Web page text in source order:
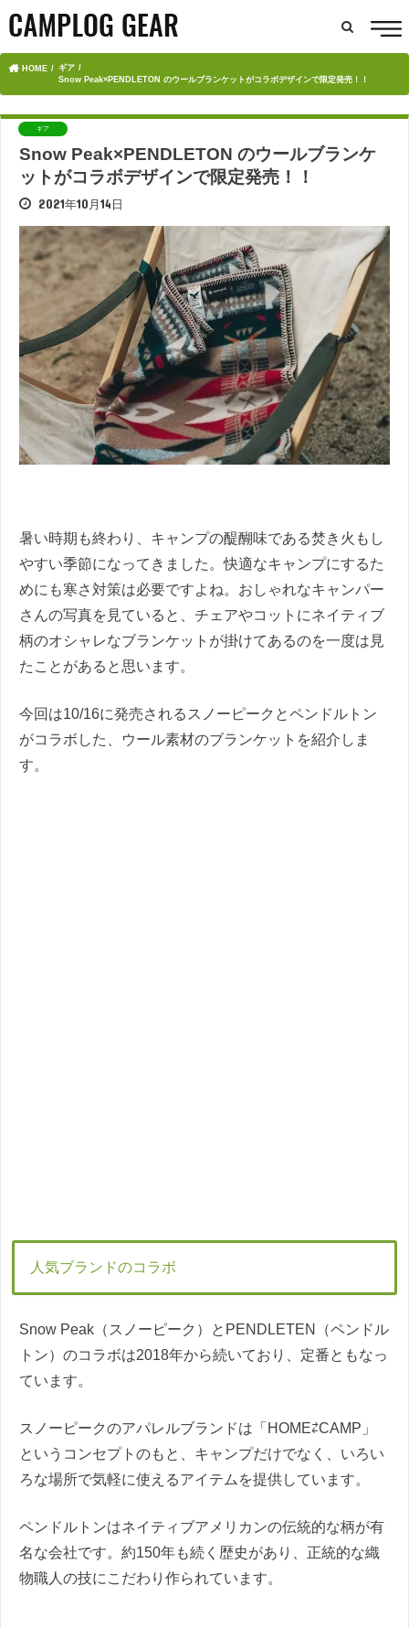
HOME
ギア
Snow Peak×PENDLETON のウールブランケットがコラボデザインで限定発売！！
ギア
Snow Peak×PENDLETON のウールブランケ
ットがコラボデザインで限定発売！！
2021年10月14日
暑い時期も終わり、キャンプの醍醐味である焚き火もし
やすい季節になってきました。快適なキャンプにするた
めにも寒さ対策は必要ですよね。おしゃれなキャンパー
さんの写真を見ていると、チェアやコットにネイティブ
柄のオシャレなブランケットが掛けてあるのを一度は見
たことがあると思います。
今回は10/16に発売されるスノーピークとペンドルトン
がコラボした、ウール素材のブランケットを紹介しま
す。
人気ブランドのコラボ
Snow Peak（スノーピーク）とPENDLETEN（ペンドル
トン）のコラボは2018年から続いており、定番ともなっ
ています。
スノーピークのアパレルブランドは「HOME⇄CAMP」
というコンセプトのもと、キャンプだけでなく、いろい
ろな場所で気軽に使えるアイテムを提供しています。
ペンドルトンはネイティブアメリカンの伝統的な柄が有
名な会社です。約150年も続く歴史があり、正統的な織
物職人の技にこだわり作られています。